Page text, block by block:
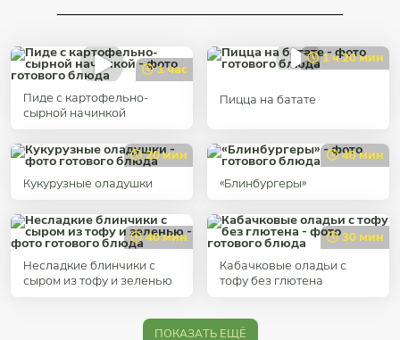
1 час
Пиде с картофельно-
сырной начинкой
1 ч 20 мин
Пицца на батате
20 мин
Кукурузные оладушки
40 мин
«Блинбургеры»
40 мин
Несладкие блинчики с
сыром из тофу и зеленью
30 мин
Кабачковые оладьи с
тофу без глютена
ПОКАЗАТЬ ЕЩЁ